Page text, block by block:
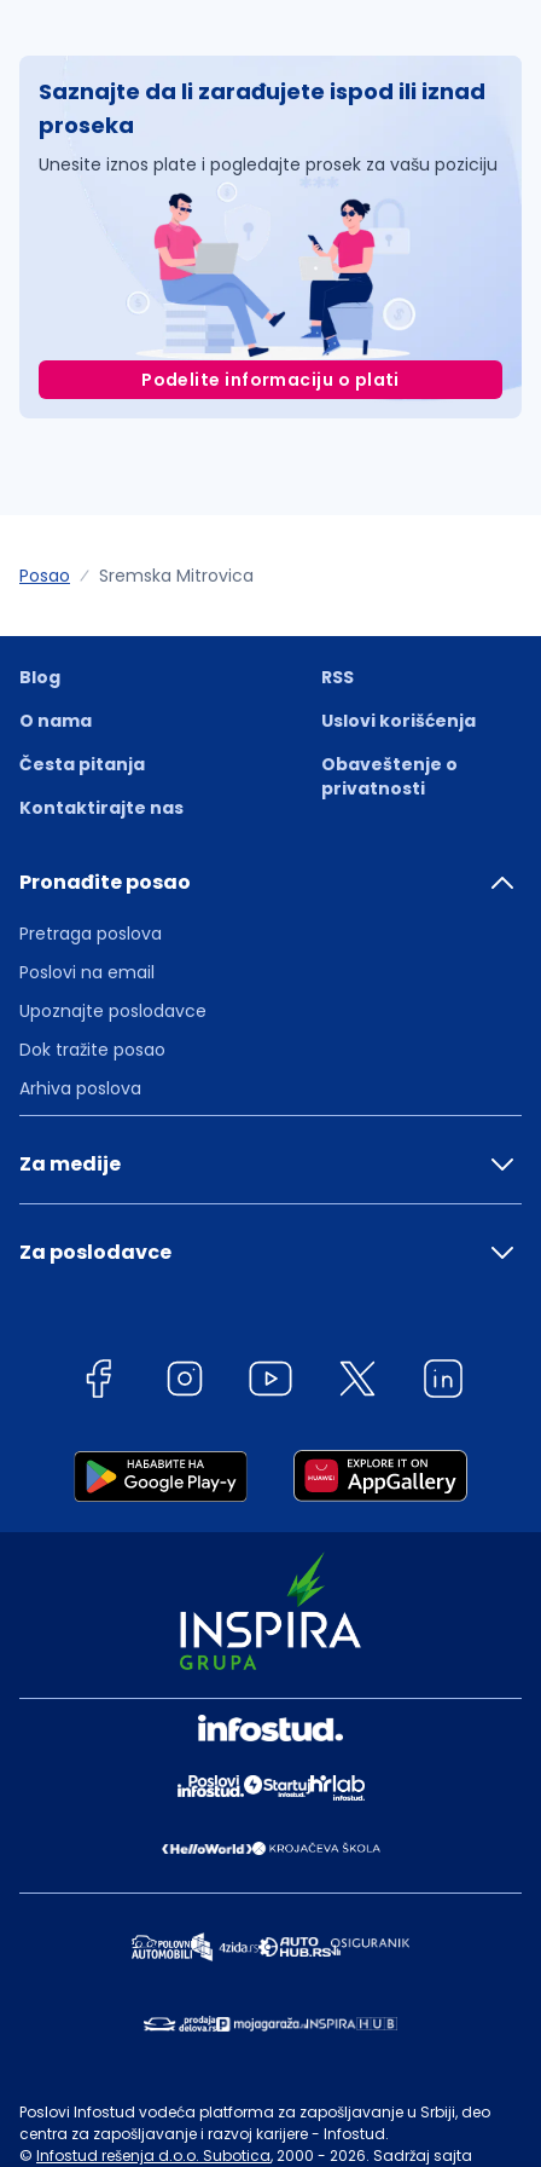
Saznajte da li zarađujete ispod ili iznad
proseka
Unesite iznos plate i pogledajte prosek za vašu poziciju
Podelite informaciju o plati
Posao Sremska Mitrovica
Blog
O nama
Česta pitanja
Kontaktirajte nas
RSS
Uslovi korišćenja
Obaveštenje o
privatnosti
Pronađite posao
Pretraga poslova
Poslovi na email
Upoznajte poslodavce
Dok tražite posao
Arhiva poslova
Za medije
Za poslodavce
Poslovi Infostud vodeća platforma za zapošljavanje u Srbiji, deo
centra za zapošljavanje i razvoj karijere - Infostud.
© Infostud rešenja d.o.o. Subotica, 2000 - 2026. Sadržaj sajta